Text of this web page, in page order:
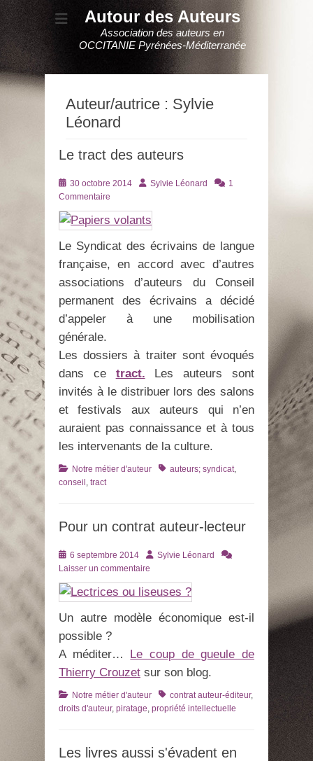
Autour des Auteurs
Association des auteurs en
OCCITANIE Pyrénées-Méditerranée
Auteur/autrice : Sylvie
Léonard
Le tract des auteurs
Posté
le
30 octobre 2014 AuteurSylvie Léonard
1
Commentaire
Le Syndicat des écrivains de langue
française, en accord avec d’autres
associations d’auteurs du Conseil
permanent des écrivains a décidé
d’appeler à une mobilisation
générale.
Les dossiers à traiter sont évoqués
dans ce tract. Les auteurs sont
invités à le distribuer lors des salons
et festivals aux auteurs qui n’en
auraient pas connaissance et à tous
les intervenants de la culture.
Catégories
Notre métier d'auteur Tagsauteurs; syndicat,
conseil , tract
Pour un contrat auteur-lecteur
Posté
le
6 septembre 2014 AuteurSylvie Léonard
Laisser un commentaire
Un autre modèle économique est-il
possible ?
A méditer… Le coup de gueule de
Thierry Crouzet sur son blog.
Catégories
Notre métier d'auteur Tagscontrat auteur-éditeur,
droits d'auteur, piratage, propriété intellectuelle
Les livres aussi s'évadent en